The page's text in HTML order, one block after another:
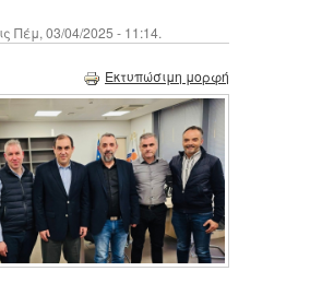
Πέμ, 03/04/2025 - 11:14.
Εκτυπώσιμη μορφή